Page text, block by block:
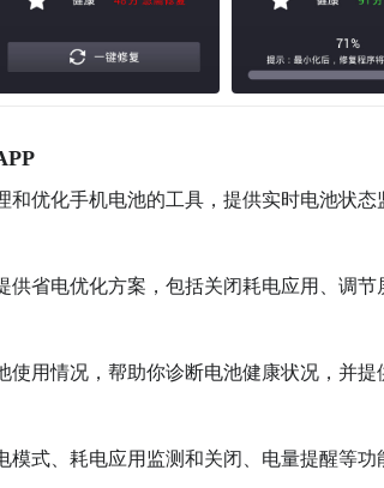
和优化手机电池的工具，提供实时电池状
供省电优化方案，包括关闭耗电应用、调
使用情况，帮助你诊断电池健康状况，并
模式、耗电应用监测和关闭、电量提醒等